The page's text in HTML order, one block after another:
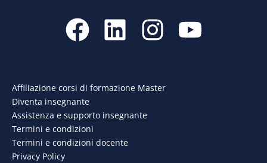
F
a
e
b
o
L
i
k
e
d
I
n
t
Y
o
Affiliazione corsi di formazione Master
Diventa insegnante
Assistenza e supporto insegnante
Termini e condizioni
Termini e condizioni docente
Privacy Policy